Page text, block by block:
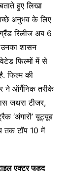
हुए लिखा
अनुभव के लिए
रिलीज अब 6
उनका शासन
फिल्मों में से
फिल्म की
ने ऑर्गैनिक तरीके
जथरा टीजर,
‘अंगारों’ यूट्यूब
तक टॉप 10 में
एक्टर फहद